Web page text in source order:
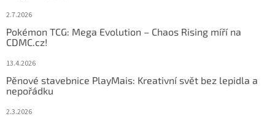
2.7.2026
Pokémon TCG: Mega Evolution – Chaos Rising míří na
CDMC.cz!
13.4.2026
Pěnové stavebnice PlayMais: Kreativní svět bez lepidla a
nepořádku
2.3.2026